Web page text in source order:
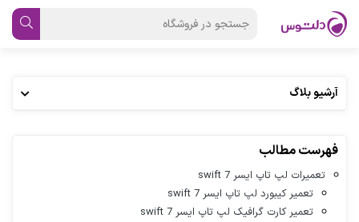
آرشیو بلاگ
فهرست مطالب
تعمیرات لپ تاپ ایسر swift 7
تعمیر کیبورد لپ ‌تاپ ایسر swift 7
تعمیر کارت گرافیک لپ تاپ ایسر swift 7